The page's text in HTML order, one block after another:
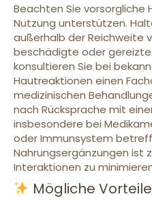
Beachten Sie vorsorgliche
Nutzung unterstützen.
außerhalb der Reichweite
beschädigte oder
konsultieren Sie bei
Hautreaktionen einen
medizinischen
nach Rücksprache mit
insbesondere bei
oder Immunsystem
Nahrungsergänzungen ist
Interaktionen zu
Mögliche